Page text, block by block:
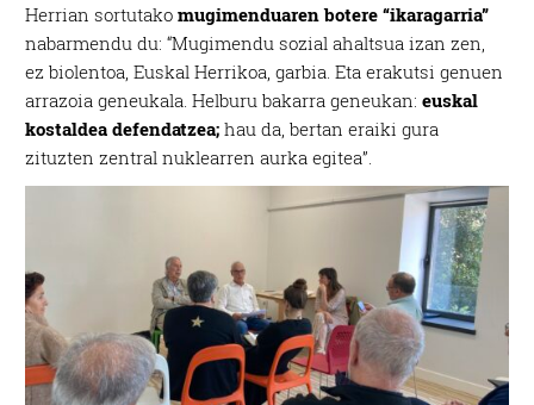
Herrian sortutakomugimenduaren botere “ikaragarria”
nabarmendu du: “Mugimendu sozial ahaltsua izan zen,
ez biolentoa, Euskal Herrikoa, garbia. Eta erakutsi genuen
arrazoia geneukala. Helburu bakarra geneukan:euskal
kostaldea defendatzea; hau da, bertan eraiki gura
zituzten zentral nuklearren aurka egitea”.